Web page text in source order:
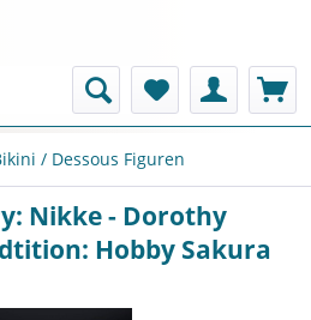
/ Dessous Figuren
Nikke - Dorothy
Hobby Sakura